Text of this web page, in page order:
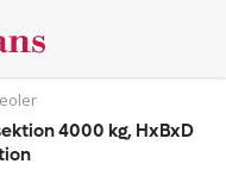
4000 kg, HxBxD